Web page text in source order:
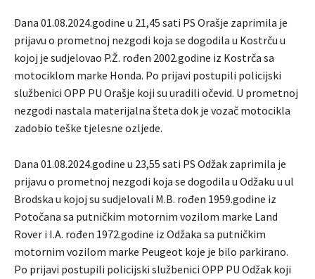
Dana 01.08.2024.godine u 21,45 sati PS Orašje zaprimila je
prijavu o prometnoj nezgodi koja se dogodila u Kostrču u
kojoj je sudjelovao P.Ž. rođen 2002.godine iz Kostrča sa
motociklom marke Honda. Po prijavi postupili policijski
službenici OPP PU Orašje koji su uradili očevid. U prometnoj
nezgodi nastala materijalna šteta dok je vozač motocikla
zadobio teške tjelesne ozljede.
Dana 01.08.2024.godine u 23,55 sati PS Odžak zaprimila je
prijavu o prometnoj nezgodi koja se dogodila u Odžaku u ul
Brodska u kojoj su sudjelovali M.B. rođen 1959.godine iz
Potočana sa putničkim motornim vozilom marke Land
Rover i I.A. rođen 1972.godine iz Odžaka sa putničkim
motornim vozilom marke Peugeot koje je bilo parkirano.
Po prijavi postupili policijski službenici OPP PU Odžak koji